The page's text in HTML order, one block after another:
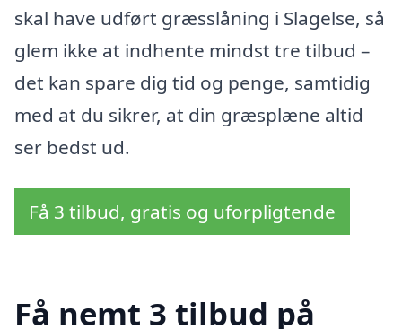
skal have udført græsslåning i Slagelse, så
glem ikke at indhente mindst tre tilbud –
det kan spare dig tid og penge, samtidig
med at du sikrer, at din græsplæne altid
ser bedst ud.
Få 3 tilbud, gratis og uforpligtende
Få nemt 3 tilbud på